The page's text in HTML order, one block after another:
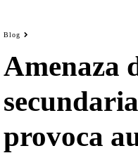
Blog
Amenaza
provoca